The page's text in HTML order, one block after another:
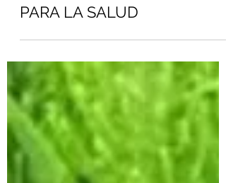
EL ALUMINIO, UN PELIGRO
PARA LA SALUD